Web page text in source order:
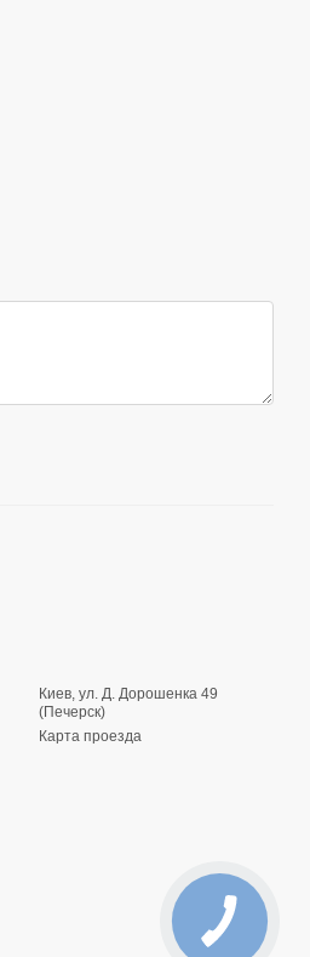
Киев, ул. Д. Дорошенка 49
(Печерск)
Карта проезда